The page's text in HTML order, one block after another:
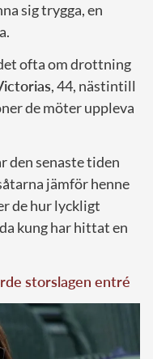
sig trygga, en
ofta om drottning
, 44, nästintill
de möter uppleva
den senaste tiden
jämför henne
de hur lyckligt
kung har hittat en
storslagen entré